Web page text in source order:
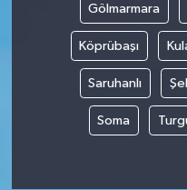
Gölmarmara
Köprübaşı
Saruhanlı
Soma